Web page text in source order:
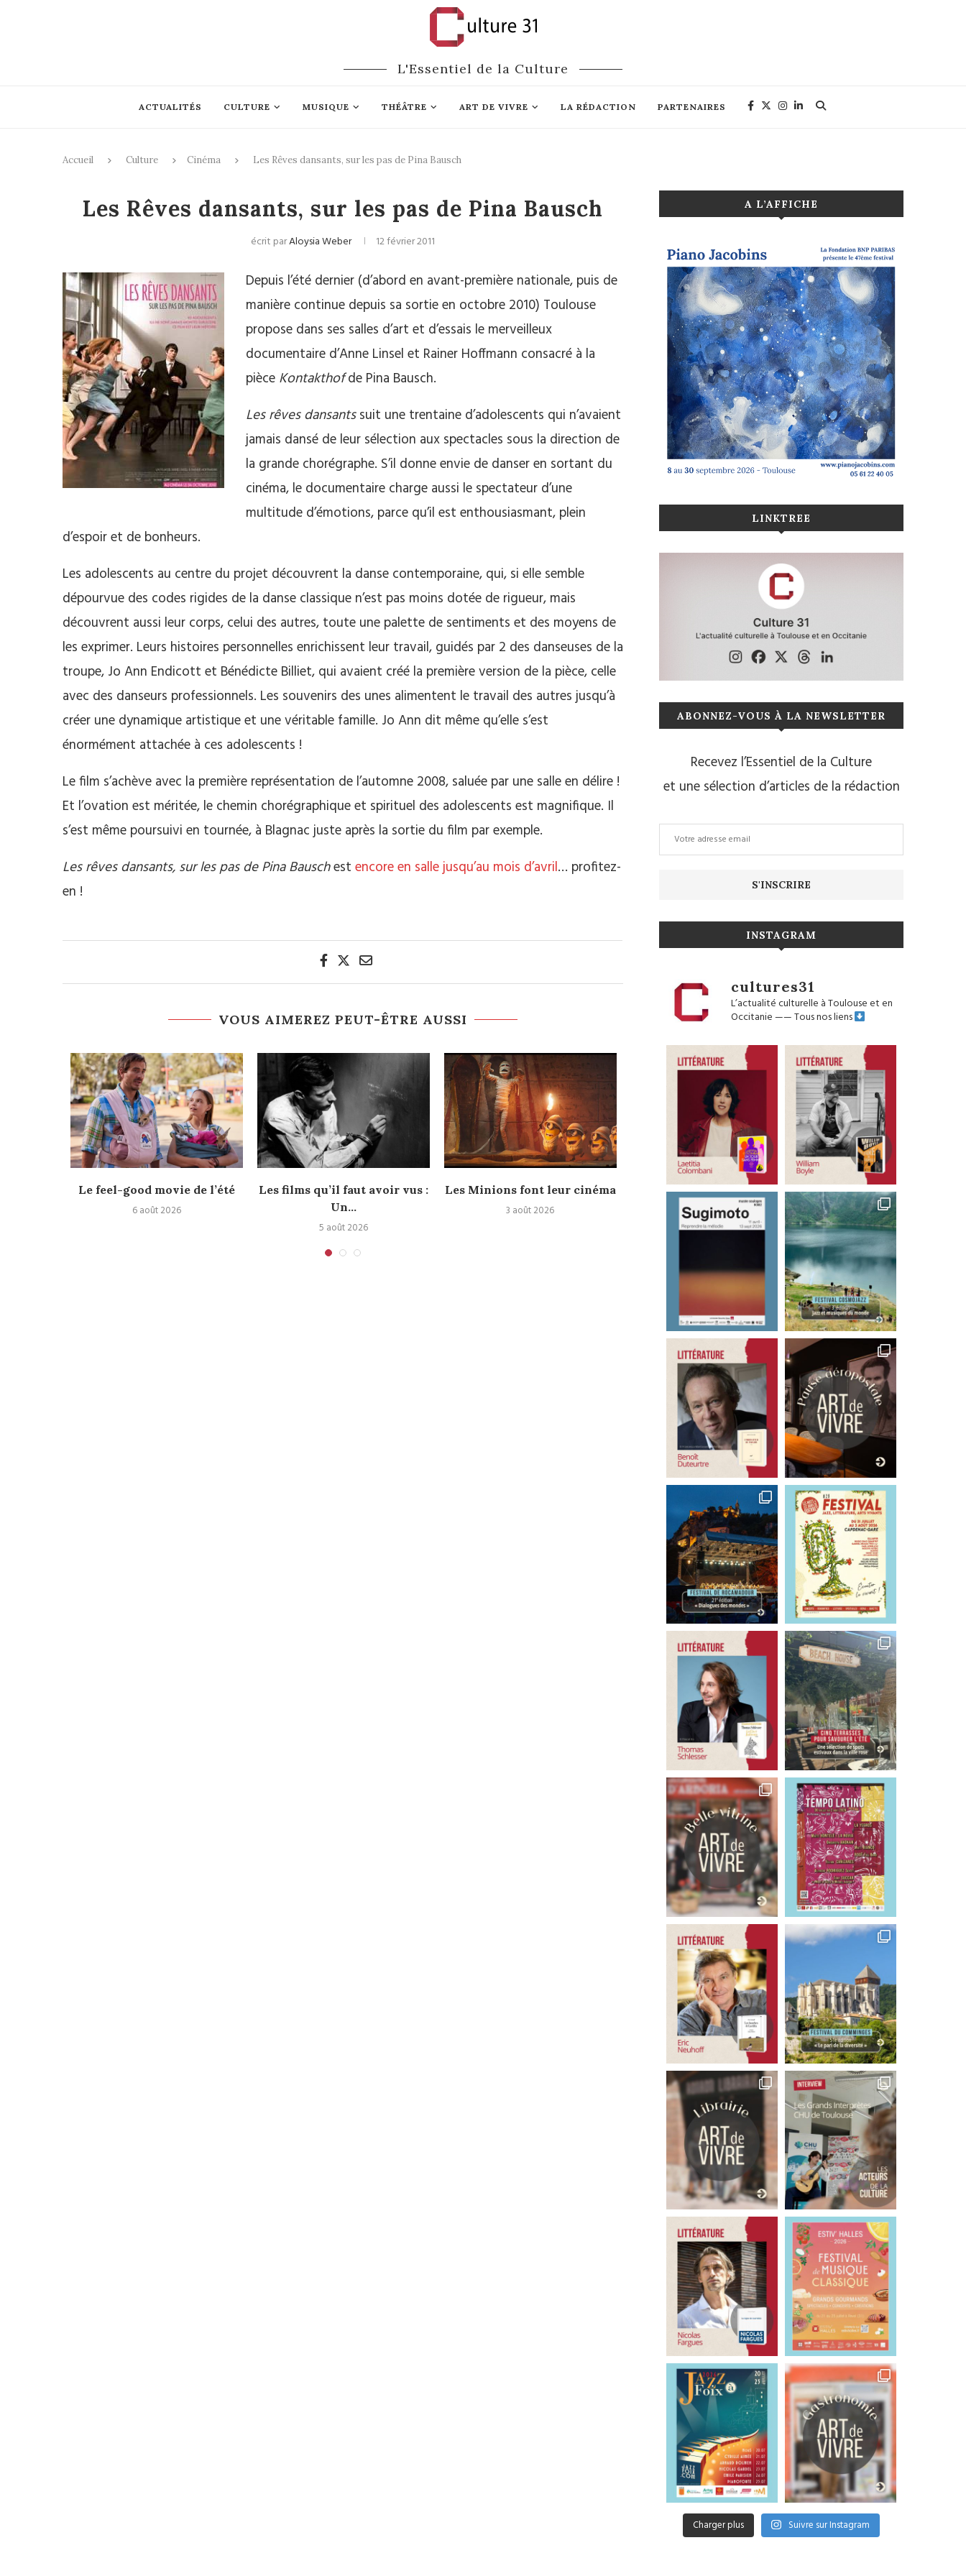
L'Essentiel de la Culture
ACTUALITÉS CULTURE MUSIQUE THÉÂTRE ART DE VIVRE LA RÉDACTION PARTENAIRES
Accueil Culture Cinéma Les Rêves dansants, sur les pas de Pina Bausch
Les Rêves dansants, sur les pas de Pina Bausch
écrit parAloysia Weber 12 février 2011
Depuis l’été dernier (d’abord en avant-première nationale, puis de
manière continue depuis sa sortie en octobre 2010) Toulouse
propose dans ses salles d’art et d’essais le merveilleux
documentaire d’Anne Linsel et Rainer Hoffmann consacré à la
pièce Kontakthofde Pina Bausch.
Les rêves dansantssuit une trentaine d’adolescents qui n’avaient
jamais dansé de leur sélection aux spectacles sous la direction de
la grande chorégraphe. S’il donne envie de danser en sortant du
cinéma, le documentaire charge aussi le spectateur d’une
multitude d’émotions, parce qu’il est enthousiasmant, plein
d’espoir et de bonheurs.
Les adolescents au centre du projet découvrent la danse contemporaine, qui, si elle semble
dépourvue des codes rigides de la danse classique n’est pas moins dotée de rigueur, mais
découvrent aussi leur corps, celui des autres, toute une palette de sentiments et des moyens de
les exprimer. Leurs histoires personnelles enrichissent leur travail, guidés par 2 des danseuses de la
troupe, Jo Ann Endicott et Bénédicte Billiet, qui avaient créé la première version de la pièce, celle
avec des danseurs professionnels. Les souvenirs des unes alimentent le travail des autres jusqu’à
créer une dynamique artistique et une véritable famille. Jo Ann dit même qu’elle s’est
énormément attachée à ces adolescents !
Le film s’achève avec la première représentation de l’automne 2008, saluée par une salle en délire !
Et l’ovation est méritée, le chemin chorégraphique et spirituel des adolescents est magnifique. Il
s’est même poursuivi en tournée, à Blagnac juste après la sortie du film par exemple.
Les rêves dansants, sur les pas de Pina Bauschest encore en salle jusqu’au mois d’avril… profitez-
en !
VOUS AIMEREZ PEUT-ÊTRE AUSSI
Le feel-good movie de l’été
6 août 2026
Les films qu’il faut avoir vus :
Un...
5 août 2026
Les Minions font leur cinéma
3 août 2026
Good Bye Wolfgang !
1 août 2026
Les films qu’il faut avoir
La...
29 juillet 2026
A L’AFFICHE
LINKTREE
ABONNEZ-VOUS À LA NEWSLETTER
Recevez l’Essentiel de la Culture
et une sélection d’articles de la rédaction
INSTAGRAM
cultures31
L’actualité culturelle à Toulouse et en
Occitanie——Tous nos liens
Charger plus Suivre sur Instagram